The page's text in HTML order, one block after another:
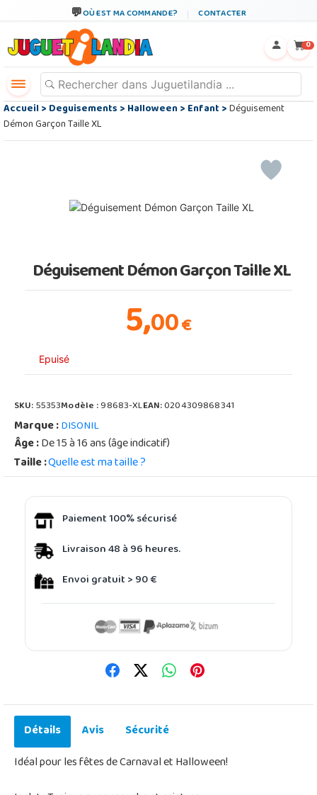
OÙ EST MA COMMANDE? CONTACTER
0
Accueil>Deguisements>Halloween>Enfant>Déguisement
Démon Garçon Taille XL
Déguisement Démon Garçon Taille XL
5,00€
Epuisé
SKU:55353Modèle :98683-XLEAN:0204309868341
Marque :DISONIL
Âge :De 15 à 16 ans (âge indicatif)
Taille :Quelle est ma taille ?
Paiement 100% sécurisé
Livraison 48 à 96 heures.
Envoi gratuit > 90 €
Détails Avis
Sécurité
Idéal pour les fêtes de Carnaval et Halloween!